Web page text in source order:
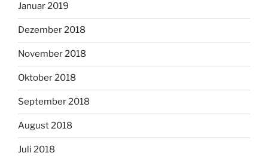
Januar 2019
Dezember 2018
November 2018
Oktober 2018
September 2018
August 2018
Juli 2018